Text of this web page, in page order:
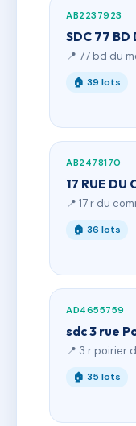
AB2237923
SDC 77 BD
📍 77 bd du
🏠 39 lots
AB2478170
17 RUE DU
📍 17 r du
🏠 36 lots
AD4655759
sdc 3 rue
📍 3 r poirier
🏠 35 lots